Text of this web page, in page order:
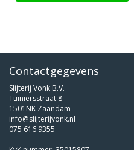
Contactgegevens
Slijterij Vonk B.V.
Tuiniersstraat 8
1501NK Zaandam
info@slijterijvonk.nl
075 616 9355